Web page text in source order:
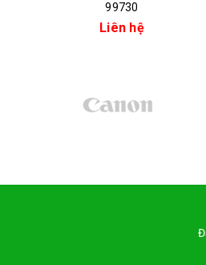
99730
Liên hệ